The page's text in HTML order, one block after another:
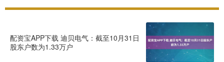
配资宝APP下载 迪贝电气：截至10月31日
股东户数为1.33万户